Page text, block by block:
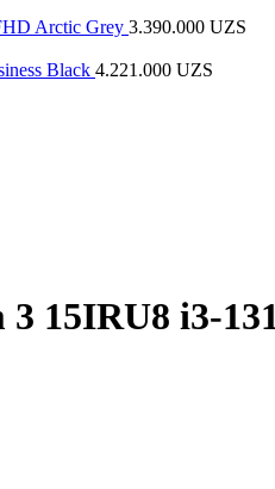
Arctic Grey 3.390.000 UZS
Black 4.221.000 UZS
15IRU8 i3-